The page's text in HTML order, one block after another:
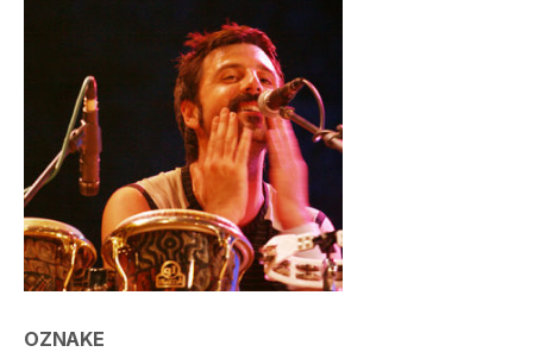
OZNAKE